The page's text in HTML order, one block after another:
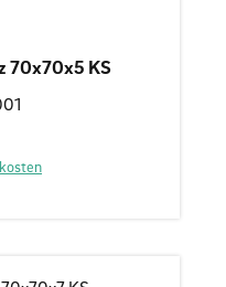
70x70x5 KS